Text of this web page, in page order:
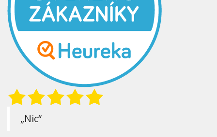
„Nic“